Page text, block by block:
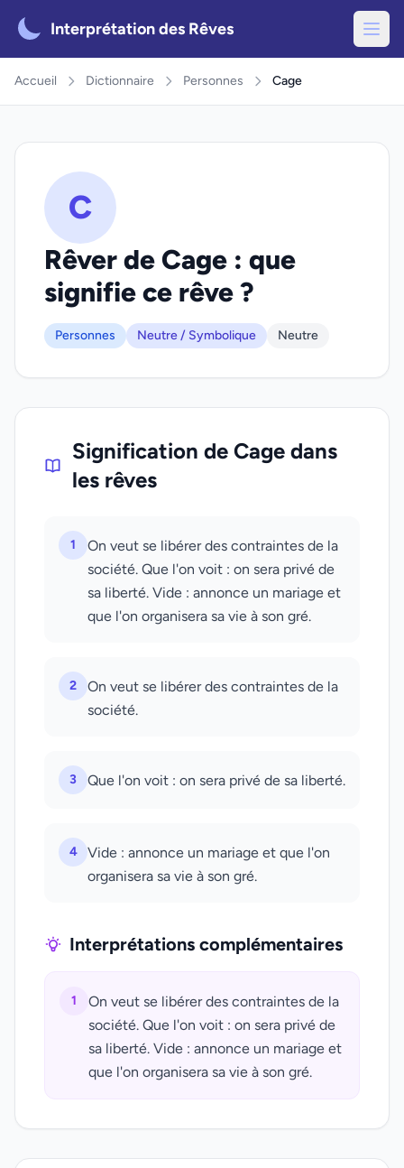
Interprétation des Rêves
Accueil Dictionnaire Personnes Cage
C
Rêver de Cage : que
signifie ce rêve ?
Personnes Neutre / Symbolique Neutre
Signification de Cage dans
les rêves
1
On veut se libérer des contraintes de la
société. Que l'on voit : on sera privé de
sa liberté. Vide : annonce un mariage et
que l'on organisera sa vie à son gré.
2
On veut se libérer des contraintes de la
société.
3 Que l'on voit : on sera privé de sa liberté.
4
Vide : annonce un mariage et que l'on
organisera sa vie à son gré.
Interprétations complémentaires
1
On veut se libérer des contraintes de la
société. Que l'on voit : on sera privé de
sa liberté. Vide : annonce un mariage et
que l'on organisera sa vie à son gré.